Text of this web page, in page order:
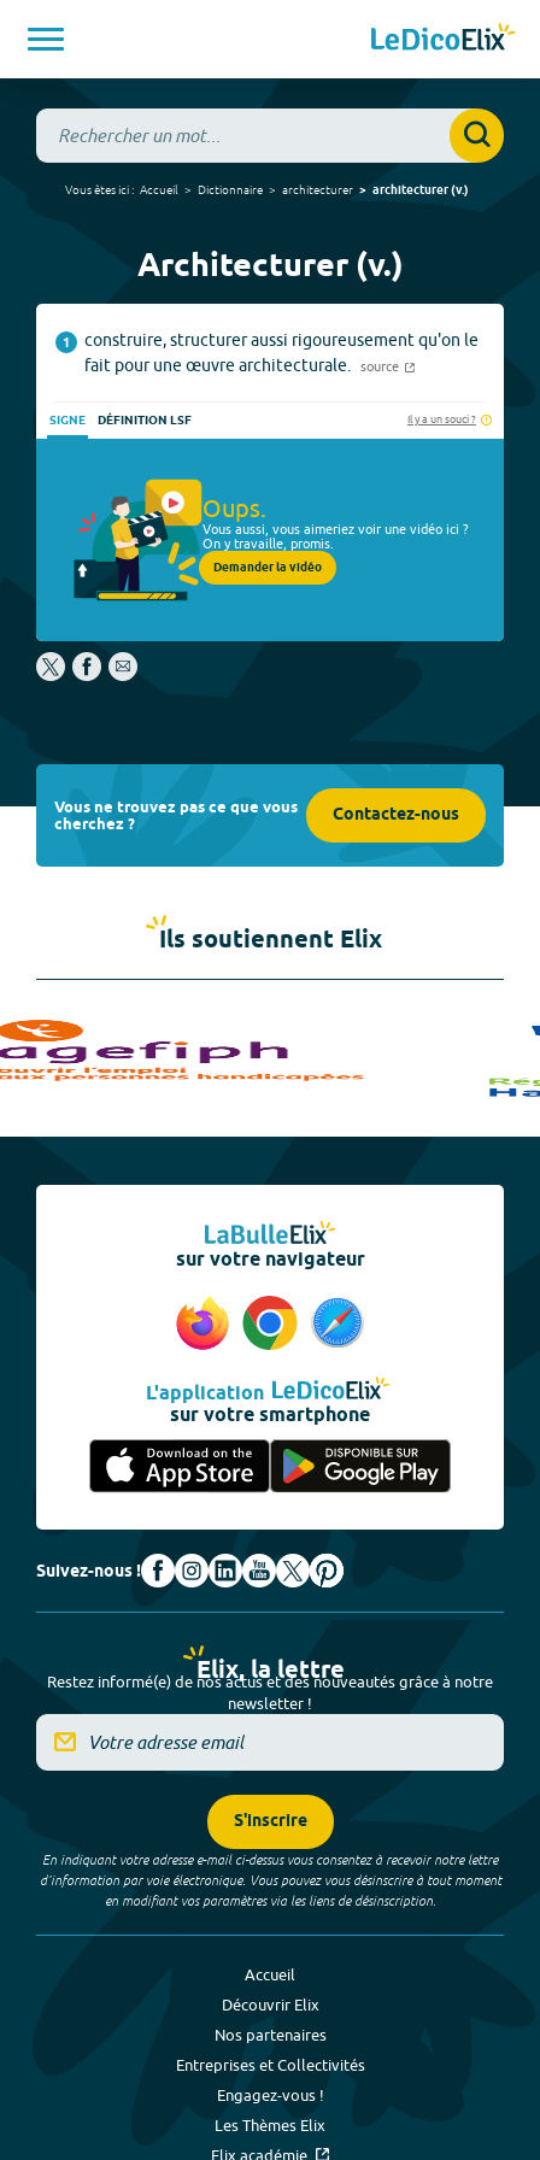
Vous êtes ici : Accueil Dictionnaire architecturer architecturer(v.)
Architecturer (v.)
1
construire, structurer aussi rigoureusement qu'on le
fait pour une œuvre architecturale.
source
SIGNE DÉFINITION LSF Il y a un souci ?
Oups.
Vous aussi, vous aimeriez voir une vidéo ici ?
On y travaille, promis.
Demander la vidéo
Vous ne trouvez pas ce que vous
cherchez ? Contactez-nous
Ils soutiennent Elix
sur votre navigateur
L'application
sur votre smartphone
Suivez-nous !
Elix, la lettre
Restez informé(e) de nos actus et des nouveautés grâce à notre
newsletter !
S'inscrire
En indiquant votre adresse e-mail ci-dessus vous consentez à recevoir notre lettre
d’information par voie électronique. Vous pouvez vous désinscrire à tout moment
en modifiant vos paramètres via les liens de désinscription.
Accueil
Découvrir Elix
Nos partenaires
Entreprises et Collectivités
Engagez-vous !
Les Thèmes Elix
Elix académie